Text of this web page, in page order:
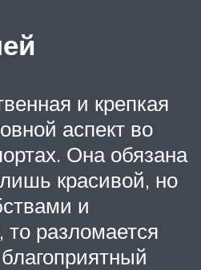
и крепкая
аспект во
Она обязана
красивой, но
и
разломается